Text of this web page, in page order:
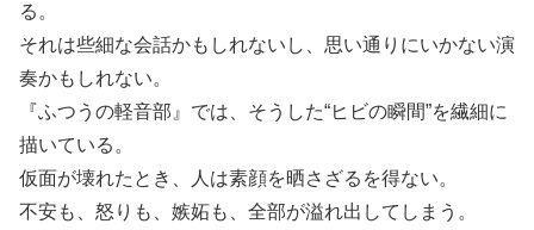
る。
それは些細な会話かもしれないし、思い通りにいかない演
奏かもしれない。
『ふつうの軽音部』では、そうした“ヒビの瞬間”を繊細に
描いている。
仮面が壊れたとき、人は素顔を晒さざるを得ない。
不安も、怒りも、嫉妬も、全部が溢れ出してしまう。